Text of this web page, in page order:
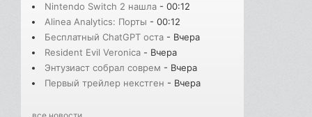
Nintendo Switch 2 нашла - 00:12
Alinea Analytics: Порты - 00:12
Бесплатный ChatGPT оста - Вчера
Resident Evil Veronica - Вчера
Энтузиаст собрал соврем - Вчера
Первый трейлер некстген - Вчера